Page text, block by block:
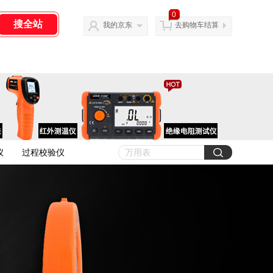
我的京东
0
去购物车结算
过程校验仪